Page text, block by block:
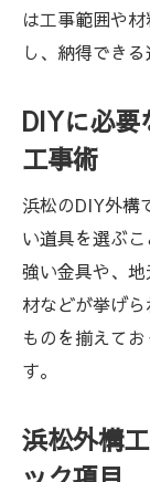
は工事範囲や
し、納得でき
DIYに必
工事術
浜松のDIY外構
い道具を選ぶ
強い金具や、
材などが挙げ
ものを揃えて
す。
浜松外構